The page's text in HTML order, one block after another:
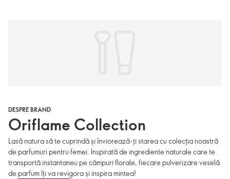
DESPRE BRAND
Oriflame Collection
Lasă natura să te cuprindă și înviorează-ți starea cu colecția noastră
de parfumuri pentru femei. Inspirată de ingrediente naturale care te
transportă instantaneu pe câmpuri florale, fiecare pulverizare veselă
de parfum îți va revigora și inspira mintea!